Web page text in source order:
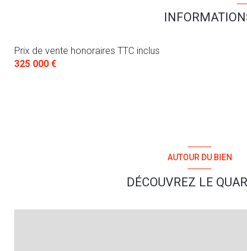
accès handicapé
Prix de vente honoraires TTC inclus
325 000 €
AUTOUR DU BIEN
DÉCOUVREZ LE